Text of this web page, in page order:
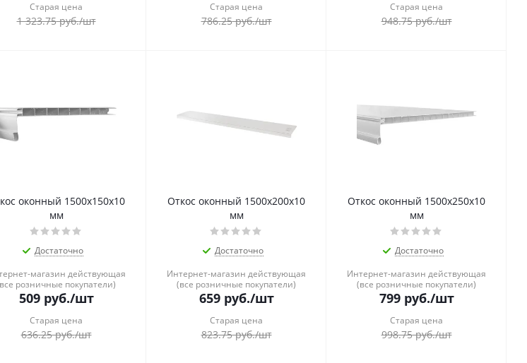
Старая цена
1 323.75руб./шт
Старая цена
786.25руб./шт
Старая цена
948.75руб./шт
оконный 1500x150x10
мм
Достаточно
магазин действующая
розничные покупатели)
509руб./шт
Старая цена
636.25руб./шт
Откос оконный 1500x200x10
мм
Достаточно
Интернет-магазин действующая
(все розничные покупатели)
659руб./шт
Старая цена
823.75руб./шт
Откос оконный 1500x250x10
мм
Достаточно
Интернет-магазин действующая
(все розничные покупатели)
799руб./шт
Старая цена
998.75руб./шт